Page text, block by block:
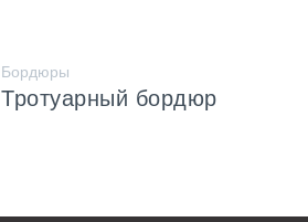
Бордюры
Тротуарный бордюр